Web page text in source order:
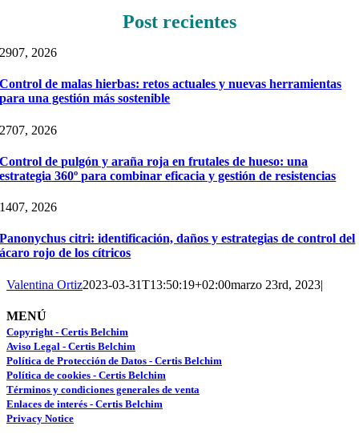
Post recientes
2907, 2026
Control de malas hierbas: retos actuales y nuevas herramientas
para una gestión más sostenible
2707, 2026
Control de pulgón y araña roja en frutales de hueso: una
estrategia 360º para combinar eficacia y gestión de resistencias
1407, 2026
Panonychus citri: identificación, daños y estrategias de control del
ácaro rojo de los cítricos
Valentina Ortiz2023-03-31T13:50:19+02:00marzo 23rd, 2023|
MENÚ
Copyright - Certis Belchim
Aviso Legal - Certis Belchim
Política de Protección de Datos - Certis Belchim
Política de cookies - Certis Belchim
Términos y condiciones generales de venta
Enlaces de interés - Certis Belchim
Privacy Notice